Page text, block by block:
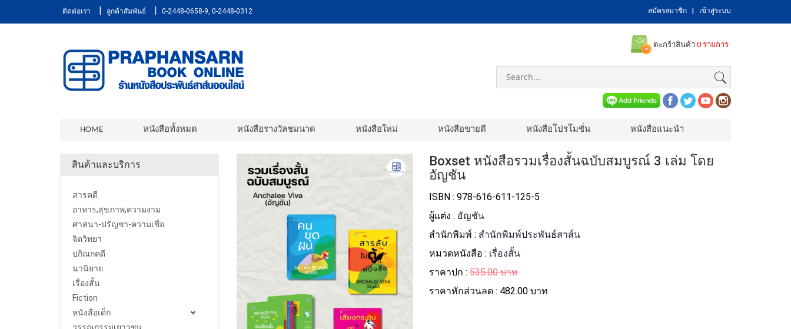
ติดต่อเรา | ลูกค้าสัมพันธ์ | 0-2448-0658-9, 0-2448-0312 สมัครสมาชิก เข้าสู่ระบบ
ตะกร้าสินค้า 0 รายการ
HOME หนังสือทั้งหมด หนังสือรางวัลชมนาด หนังสือใหม่ หนังสือขายดี หนังสือโปรโมชั่น หนังสือแนะนำ
สินค้าและบริการ
สารคดี
อาหาร,สุขภาพ,ความงาม
ศาสนา-ปรัญชา-ความเชื่อ
จิตวิทยา
ปกิณกคดี
นวนิยาย
เรื่องสั้น
Fiction
หนังสือเด็ก
Boxset หนังสือรวมเรื่องสั้นฉบับสมบูรณ์ 3 เล่ม โดย
อัญชัน
ISBN : 978-616-611-125-5
ผู้แต่ง : อัญชัน
สำนักพิมพ์ : สำนักพิมพ์ประพันธ์สาส์น
หมวดหนังสือ : เรื่องสั้น
ราคาปก :535.00 บาท
ราคาหักส่วนลด : 482.00 บาท